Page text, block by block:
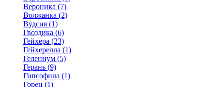
Вероника (7)
Волжанка (2)
Вудсия (1)
Гвоздика (6)
Гейхера (23)
Гейхерелла (1)
Гелениум (5)
Герань (9)
Гипсофила (1)
Горец (1)